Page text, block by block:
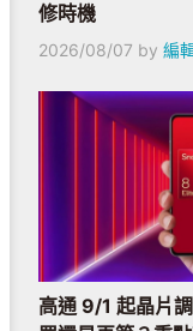
修時機
2026/08/07 by 編
高通 9/1 起晶片